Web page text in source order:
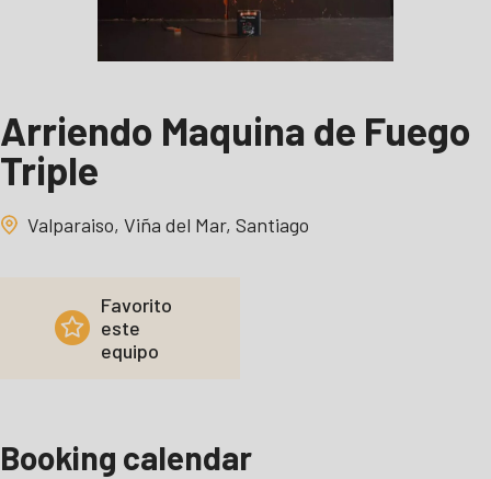
Arriendo Maquina de Fuego
Triple
Valparaiso, Viña del Mar, Santiago
Favorito
este
equipo
Booking calendar